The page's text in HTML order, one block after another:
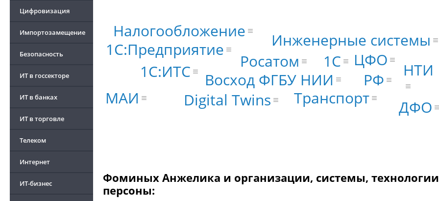
Цифровизация
Импортозамещение
Безопасность
ИТ в госсекторе
ИТ в банках
ИТ в торговле
Телеком
Интернет
ИТ-бизнес
Восход ФГБУ НИИ
1С
Росатом
Digital Twins
Транспорт
Инженерные системы
1С:Предприятие
1С:ИТС
РФ
ЦФО
ДФО
НТИ
Налогообложение
МАИ
Фоминых Анжелика и организации, системы,
персоны: